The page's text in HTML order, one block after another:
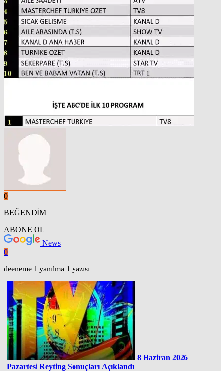
0
BEĞENDİM
ABONE OL
News
0
deeneme 1 yanılma 1 yazısı
8 Haziran 2026
Pazartesi Reyting Sonuçları Açıklandı